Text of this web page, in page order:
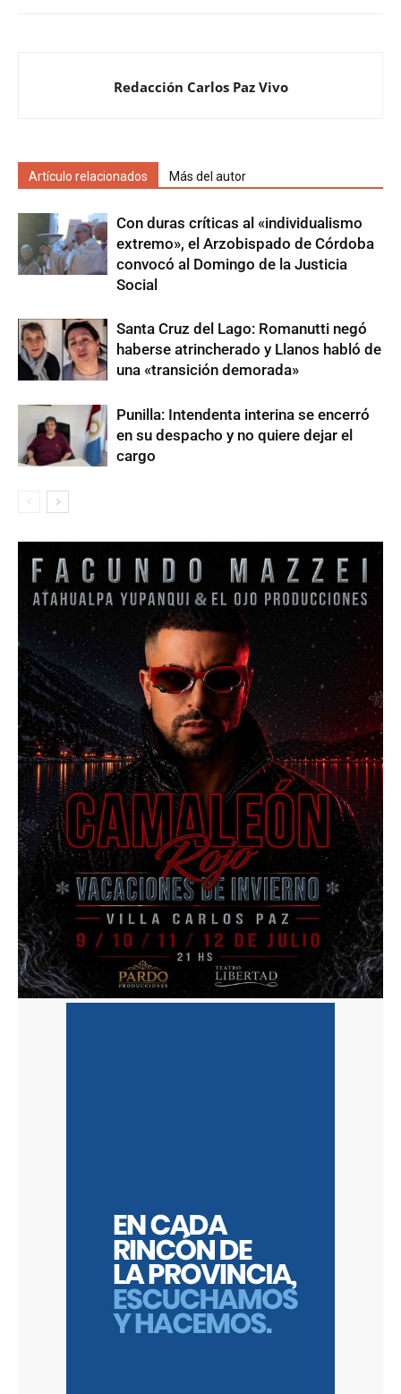
Redacción Carlos Paz Vivo
Artículo relacionados Más del autor
Con duras críticas al «individualismo
extremo», el Arzobispado de Córdoba
convocó al Domingo de la Justicia
Social
Santa Cruz del Lago: Romanutti negó
haberse atrincherado y Llanos habló de
una «transición demorada»
Punilla: Intendenta interina se encerró
en su despacho y no quiere dejar el
cargo